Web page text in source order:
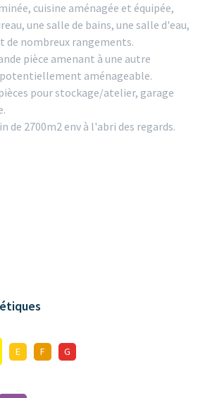
cuisine aménagée et équipée,
une salle de bains, une salle d'eau,
de nombreux rangements.
pièce amenant à une autre
aménageable.
pour stockage/atelier, garage
de 2700m2 env à l'abri des regards.
E F G